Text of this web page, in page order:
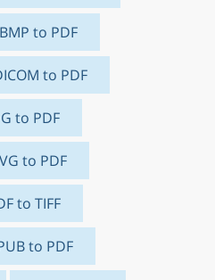
BMP to PDF
to PDF
to PDF
to PDF
to TIFF
to PDF